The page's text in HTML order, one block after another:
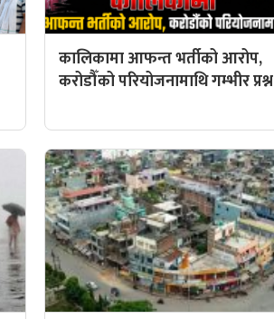
कालिकामा आफन्त भर्तीको आरोप,
करोडौँको परियोजनामाथि गम्भीर प्रश्न